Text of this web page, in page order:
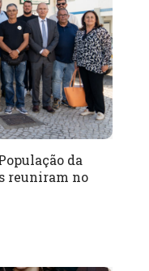
da
reuniram no